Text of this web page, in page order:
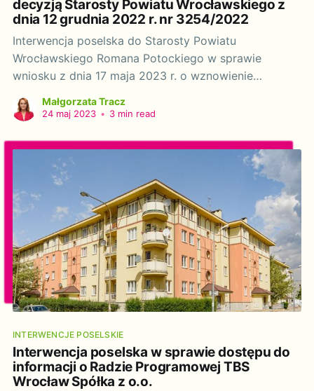
decyzją Starosty Powiatu Wrocławskiego z
dnia 12 grudnia 2022 r. nr 3254/2022
Interwencja poselska do Starosty Powiatu
Wrocławskiego Romana Potockiego w sprawie
wniosku z dnia 17 maja 2023 r. o wznowienie
Starosty Powiatu Wrocławskiego z dnia 12 grudnia
Działając na podstawie art. 20 ustawy z dnia 9 maja
Małgorzata Tracz
24 maj 2023 • 3 min read
INTERWENCJE POSELSKIE
Interwencja poselska w sprawie dostępu do
informacji o Radzie Programowej TBS
Wrocław Spółka z o.o.